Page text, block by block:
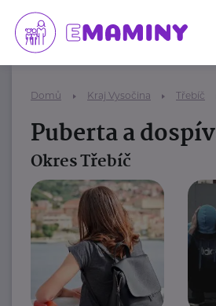
Domů Kraj Vysočina Třebíč
Puberta a
Okres Třebíč